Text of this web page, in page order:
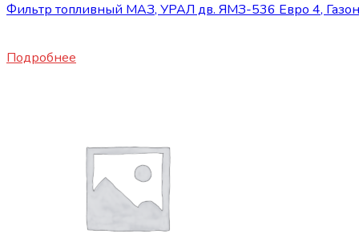
Фильтр топливный МАЗ, УРАЛ дв. ЯМЗ-536 Евро 4,
Подробнее